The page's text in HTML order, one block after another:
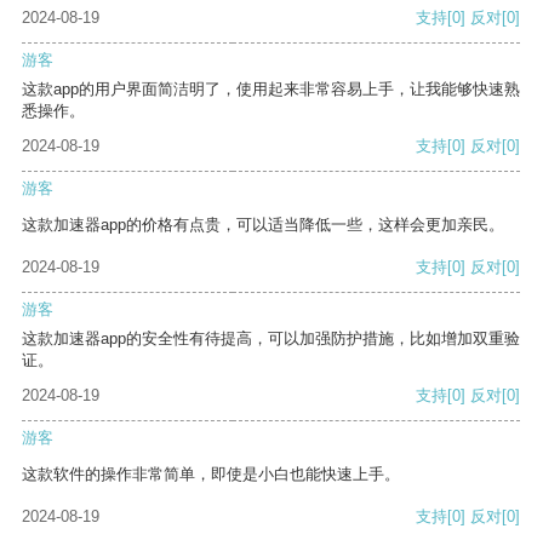
2024-08-19 支持[0] 反对[0]
游客
这款app的用户界面简洁明了，使用起来非常容易上手，让我能够快速熟
悉操作。
2024-08-19
支持[0] 反对[0]
游客
这款加速器app的价格有点贵，可以适当降低一些，这样会更加亲民。
2024-08-19 支持[0] 反对[0]
游客
这款加速器app的安全性有待提高，可以加强防护措施，比如增加双重验
证。
2024-08-19
支持[0] 反对[0]
游客
这款软件的操作非常简单，即使是小白也能快速上手。
2024-08-19 支持[0] 反对[0]